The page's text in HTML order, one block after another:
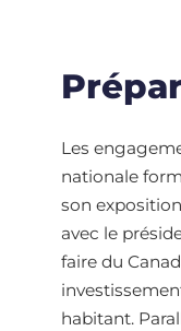
Les
nationale
son
avec le
faire du
habitant.